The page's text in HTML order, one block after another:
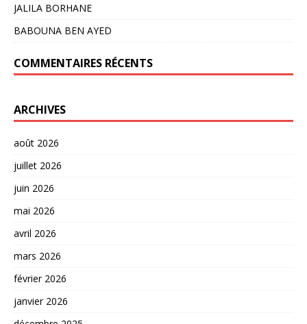
JALILA BORHANE
BABOUNA BEN AYED
COMMENTAIRES RÉCENTS
ARCHIVES
août 2026
juillet 2026
juin 2026
mai 2026
avril 2026
mars 2026
février 2026
janvier 2026